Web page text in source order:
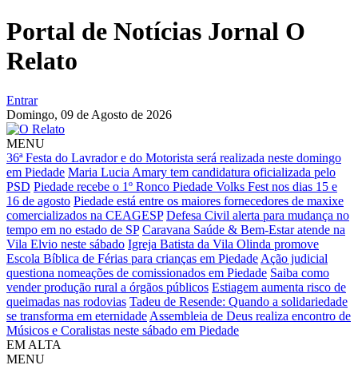
Portal de Notícias Jornal O
Relato
Entrar
Domingo, 09 de Agosto de 2026
MENU
36ª Festa do Lavrador e do Motorista será realizada neste domingo
em Piedade Maria Lucia Amary tem candidatura oficializada pelo
PSD Piedade recebe o 1º Ronco Piedade Volks Fest nos dias 15 e
16 de agosto Piedade está entre os maiores fornecedores de maxixe
comercializados na CEAGESP Defesa Civil alerta para mudança no
tempo em no estado de SP Caravana Saúde & Bem-Estar atende na
Vila Elvio neste sábado Igreja Batista da Vila Olinda promove
Escola Bíblica de Férias para crianças em Piedade Ação judicial
questiona nomeações de comissionados em Piedade Saiba como
vender produção rural a órgãos públicos Estiagem aumenta risco de
queimadas nas rodovias Tadeu de Resende: Quando a solidariedade
se transforma em eternidade Assembleia de Deus realiza encontro de
Músicos e Coralistas neste sábado em Piedade
EM ALTA
MENU